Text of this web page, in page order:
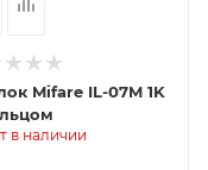
Mifare IL-07M 1K
в наличии